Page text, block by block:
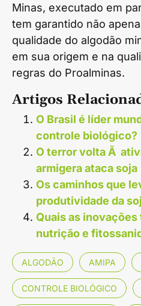
Minas, executado em
tem garantido não
qualidade do algodão
em sua origem e na
regras do Proalminas.
Artigos
O Brasil é líder
controle biológico?
O terror volta Ã
armigera ataca soja
Os caminhos que
produtividade da
Quais as
nutrição e
ALGODÃO AMIPA
CONTROLE BIOLÓGICO